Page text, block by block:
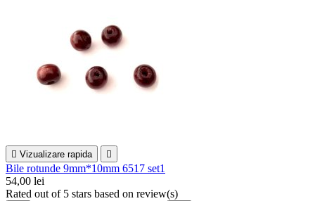
 Vizualizare rapida 
Bile rotunde 9mm*10mm 6517 set1
54,00 lei
Rated out of 5 stars based on review(s)